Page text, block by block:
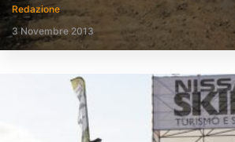
Redazione
3 Novembre 2013